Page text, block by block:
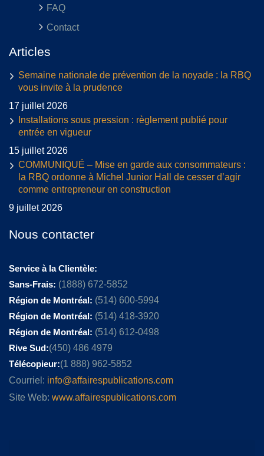
FAQ
Contact
Articles
Semaine nationale de prévention de la noyade : la RBQ
vous invite à la prudence
17 juillet 2026
Installations sous pression : règlement publié pour
entrée en vigueur
15 juillet 2026
COMMUNIQUÉ – Mise en garde aux consommateurs :
la RBQ ordonne à Michel Junior Hall de cesser d’agir
comme entrepreneur en construction
9 juillet 2026
Nous contacter
Service à la Clientèle:
Sans-Frais: (1888) 672-5852
Région de Montréal: (514) 600-5994
Région de Montréal: (514) 418-3920
Région de Montréal: (514) 612-0498
Rive Sud:(450) 486 4979
Télécopieur:(1 888) 962-5852
Courriel: info@affairespublications.com
Site Web: www.affairespublications.com